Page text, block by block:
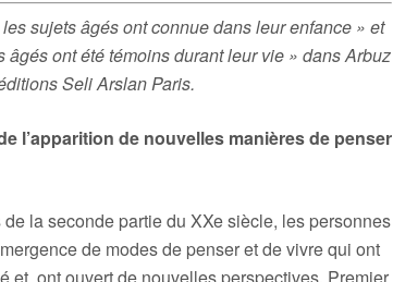
sujets âgés ont connue dans leur enfance » et
ont été témoins durant leur vie » dans Arbuz
Seli Arslan Paris.
l’apparition de nouvelles manières de penser
la seconde partie du XXe siècle, les personnes
de modes de penser et de vivre qui ont